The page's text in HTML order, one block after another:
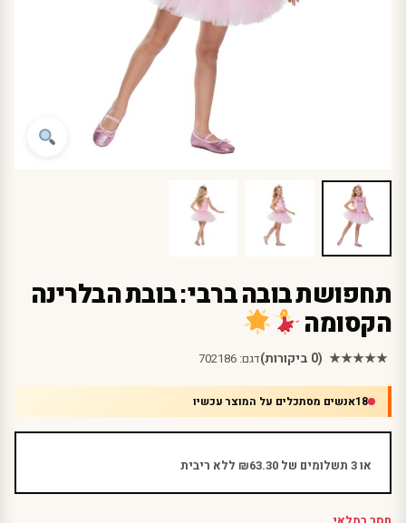
תחפושת בובה ברבי : בובת הבלרינה
הקסומה
★★★★★ (0 ביקורות) דגם: 702186
18אנשים מסתכלים על המוצר עכשיו
או 3 תשלומים של ₪63.30 ללא ריבית